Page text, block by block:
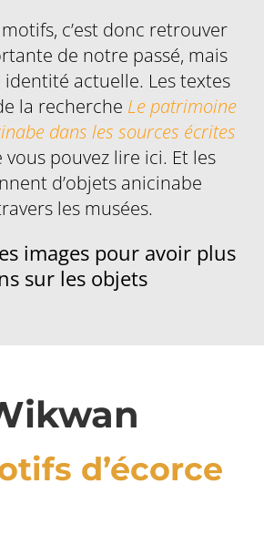
c’est donc retrouver
de notre passé, mais
actuelle. Les textes
la recherche Le patrimoine
dans les sources écrites
vous pouvez lire ici. Et les
d’objets anicinabe
les musées.
images pour avoir plus
sur les objets
d’écorce